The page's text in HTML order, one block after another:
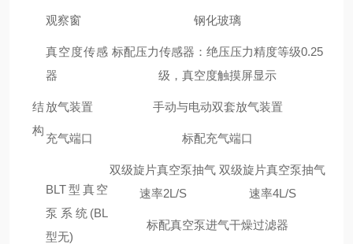
结
构
观察窗 钢化玻璃
真空度传感
器
标配压力传感器：绝压压力精度等级0.25
级，真空度触摸屏显示
放气装置 手动与电动双套放气装置
充气端口 标配充气端口
BLT型真空
泵系统(BL
型无)
双级旋片真空泵抽气
速率2L/S
双级旋片真空泵抽气
速率4L/S
标配真空泵进气干燥过滤器